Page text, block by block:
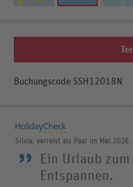
Buchungscode SSH12018N
Silvia, verreist als Paar im Mai 2026
”
Ein Urlaub
Entspannen.